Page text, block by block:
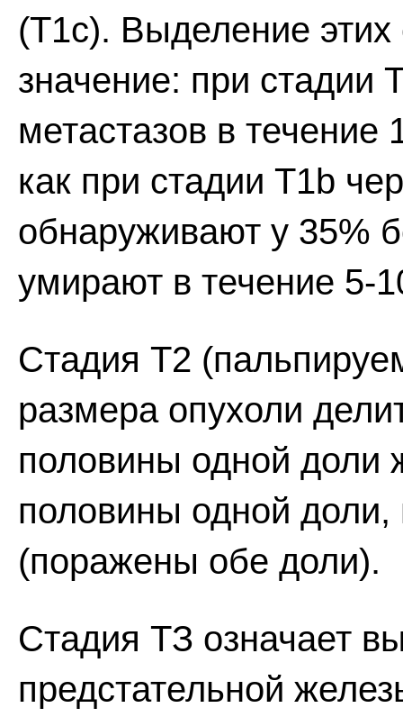
(Т1с). Выделение этих
значение: при стадии
метастазов в течение
как при стадии T1b
обнаруживают у 35%
умирают в течение 5-
Стадия Т2
размера опухоли
половины одной доли
половины одной
(поражены обе доли).
Стадия ТЗ означает
предстательной